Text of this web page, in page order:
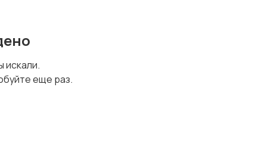
искали.
еще раз.